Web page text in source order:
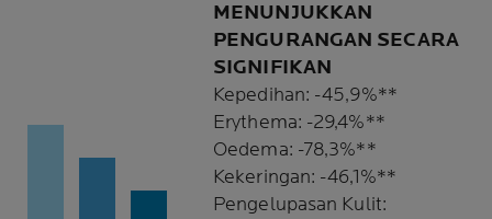
MENUNJUKKAN
PENGURANGAN SECARA
SIGNIFIKAN
Kepedihan: -45,9%**
Erythema: -29,4%**
Oedema: -78,3%**
Kekeringan: -46,1%**
Pengelupasan Kulit: